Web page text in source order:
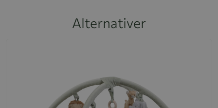
Alternativer